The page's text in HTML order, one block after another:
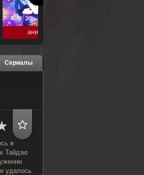
аниме
Сериалы
в
Тайдзю
удалось